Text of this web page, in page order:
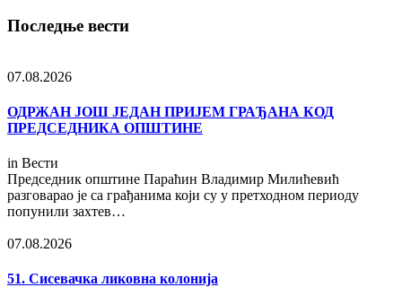
Последње вести
07.08.2026
ОДРЖАН ЈОШ ЈЕДАН ПРИЈЕМ ГРАЂАНА КОД
ПРЕДСЕДНИКА ОПШТИНЕ
in Вести
Председник општине Параћин Владимир Милићевић
разговарао је са грађанима који су у претходном периоду
попунили захтев…
07.08.2026
51. Сисевачка ликовна колонија